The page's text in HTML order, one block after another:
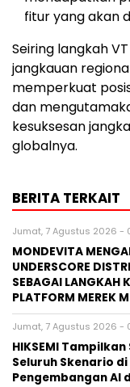
fitur yang akan
Seiring langkah
jangkauan
memperkuat
dan
kesuksesan
globalnya.
BERITA TERKAIT
Jumat, 7 Agustus 2026 -
MONDEVITA
UNDERSCORE
SEBAGAI LANGKAH
PLATFORM MEREK
Jumat, 7 Agustus 2026 -
HIKSEMI
Seluruh Skenario
Pengembangan AI